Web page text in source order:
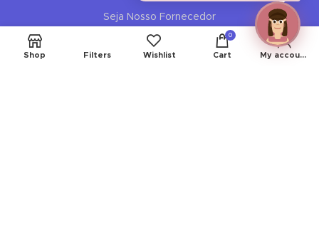
Seja Nosso Fornecedor
Entregas
Shop Filters Wishlist
0
Cart My account